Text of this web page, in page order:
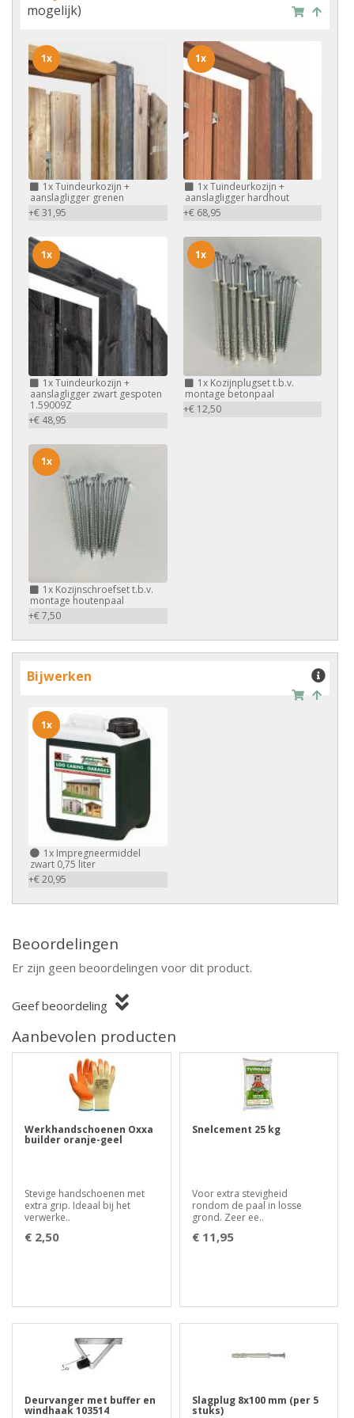
mogelijk)
1xTuindeurkozijn +
aanslagligger grenen
+€ 31,95
1x
1xTuindeurkozijn +
aanslagligger hardhout
+€ 68,95
1x
1xTuindeurkozijn +
aanslagligger zwart gespoten
1.59009Z
+€ 48,95
1x
1xKozijnplugset t.b.v.
montage betonpaal
+€ 12,50
1x
1x Kozijnschroefset t.b.v.
montage houtenpaal
+€ 7,50
1x
Bijwerken
1x Impregneermiddel
zwart 0,75 liter
+€ 20,95
1x
Beoordelingen
Er zijn geen beoordelingen voor dit product.
Geef beoordeling
Aanbevolen producten
Werkhandschoenen Oxxa
builder oranje-geel
Stevige handschoenen met
extra grip. Ideaal bij het
verwerke..
€ 2,50
Snelcement 25 kg
Voor extra stevigheid
rondom de paal in losse
grond. Zeer ee..
€ 11,95
Deurvanger met buffer en
windhaak 103514
Slagplug 8x100 mm (per 5
stuks)